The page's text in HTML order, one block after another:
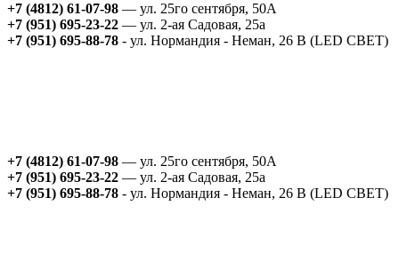
+7 (4812) 61-07-98 — ул. 25го сентября, 50А
+7 (951) 695-23-22 — ул. 2-ая Садовая, 25а
+7 (951) 695-88-78 - ул. Нормандия - Неман, 26 В (LED СВЕТ)
+7 (4812) 61-07-98 — ул. 25го сентября, 50А
+7 (951) 695-23-22 — ул. 2-ая Садовая, 25а
+7 (951) 695-88-78 - ул. Нормандия - Неман, 26 В (LED СВЕТ)